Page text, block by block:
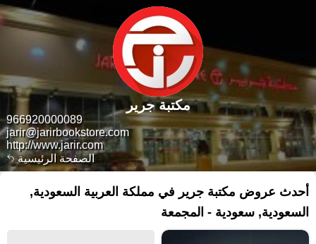
الصفحة الرئيسية
966920000089
jarir@jarirbookstore.com
http://www.jarir.com
مكتبة جرير
أحدث عروض مكتبة جرير في مملكة العربية السعودية,
السعودية, سعودية - المجمعة